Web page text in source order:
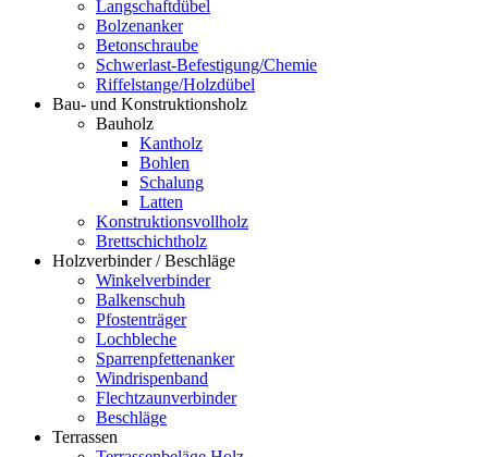
Langschaftdübel
Bolzenanker
Betonschraube
Schwerlast-Befestigung/Chemie
Riffelstange/Holzdübel
Bau- und Konstruktionsholz
Bauholz
Kantholz
Bohlen
Schalung
Latten
Konstruktionsvollholz
Brettschichtholz
Holzverbinder / Beschläge
Winkelverbinder
Balkenschuh
Pfostenträger
Lochbleche
Sparrenpfettenanker
Windrispenband
Flechtzaunverbinder
Beschläge
Terrassen